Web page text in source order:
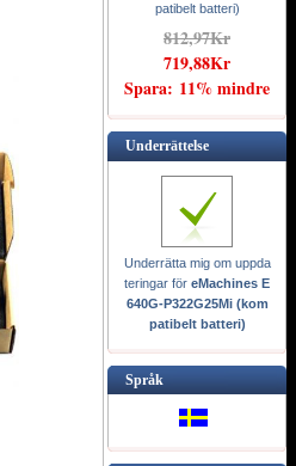
patibelt batteri)
812,97Kr
719,88Kr
Spara: 11% mindre
Underrättelse
Underrätta mig om uppda
teringar för eMachines E
640G-P322G25Mi (kom
patibelt batteri)
Språk